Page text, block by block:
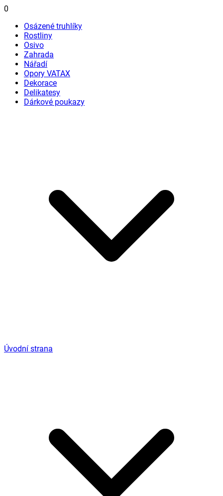
0
Osázené truhlíky
Rostliny
Osivo
Zahrada
Nářadí
Opory VATAX
Dekorace
Delikatesy
Dárkové poukazy
Úvodní strana